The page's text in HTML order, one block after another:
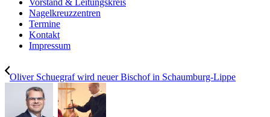
Vorstand & Leitungskreis
Nagelkreuzzentren
Termine
Kontakt
Impressum
Oliver Schuegraf wird neuer Bischof in Schaumburg-Lippe